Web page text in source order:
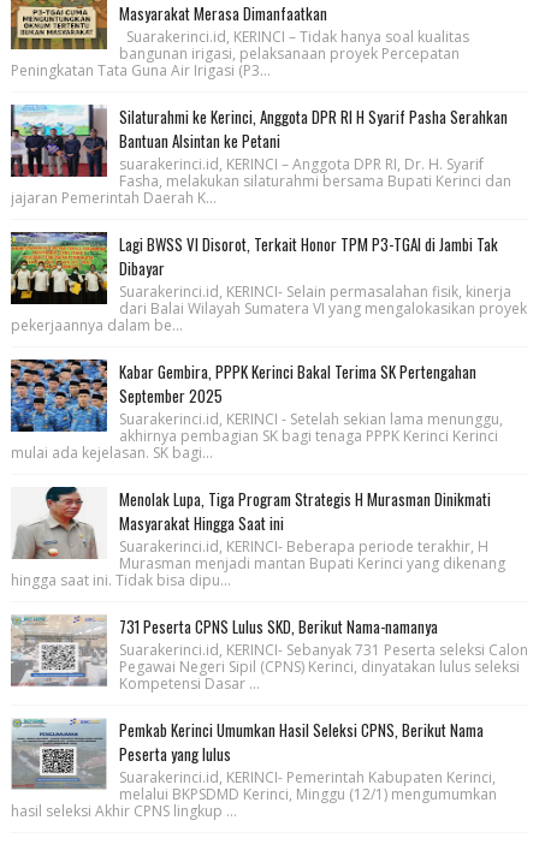
Masyarakat Merasa Dimanfaatkan
Suarakerinci.id, KERINCI – Tidak hanya soal kualitas
bangunan irigasi, pelaksanaan proyek Percepatan
Peningkatan Tata Guna Air Irigasi (P3...
Silaturahmi ke Kerinci, Anggota DPR RI H Syarif Pasha Serahkan
Bantuan Alsintan ke Petani
suarakerinci.id, KERINCI – Anggota DPR RI, Dr. H. Syarif
Fasha, melakukan silaturahmi bersama Bupati Kerinci dan
jajaran Pemerintah Daerah K...
Lagi BWSS VI Disorot, Terkait Honor TPM P3-TGAI di Jambi Tak
Dibayar
Suarakerinci.id, KERINCI- Selain permasalahan fisik, kinerja
dari Balai Wilayah Sumatera VI yang mengalokasikan proyek
pekerjaannya dalam be...
Kabar Gembira, PPPK Kerinci Bakal Terima SK Pertengahan
September 2025
Suarakerinci.id, KERINCI - Setelah sekian lama menunggu,
akhirnya pembagian SK bagi tenaga PPPK Kerinci Kerinci
mulai ada kejelasan. SK bagi...
Menolak Lupa, Tiga Program Strategis H Murasman Dinikmati
Masyarakat Hingga Saat ini
Suarakerinci.id, KERINCI- Beberapa periode terakhir, H
Murasman menjadi mantan Bupati Kerinci yang dikenang
hingga saat ini. Tidak bisa dipu...
731 Peserta CPNS Lulus SKD, Berikut Nama-namanya
Suarakerinci.id, KERINCI- Sebanyak 731 Peserta seleksi Calon
Pegawai Negeri Sipil (CPNS) Kerinci, dinyatakan lulus seleksi
Kompetensi Dasar ...
Pemkab Kerinci Umumkan Hasil Seleksi CPNS, Berikut Nama
Peserta yang lulus
Suarakerinci.id, KERINCI- Pemerintah Kabupaten Kerinci,
melalui BKPSDMD Kerinci, Minggu (12/1) mengumumkan
hasil seleksi Akhir CPNS lingkup ...